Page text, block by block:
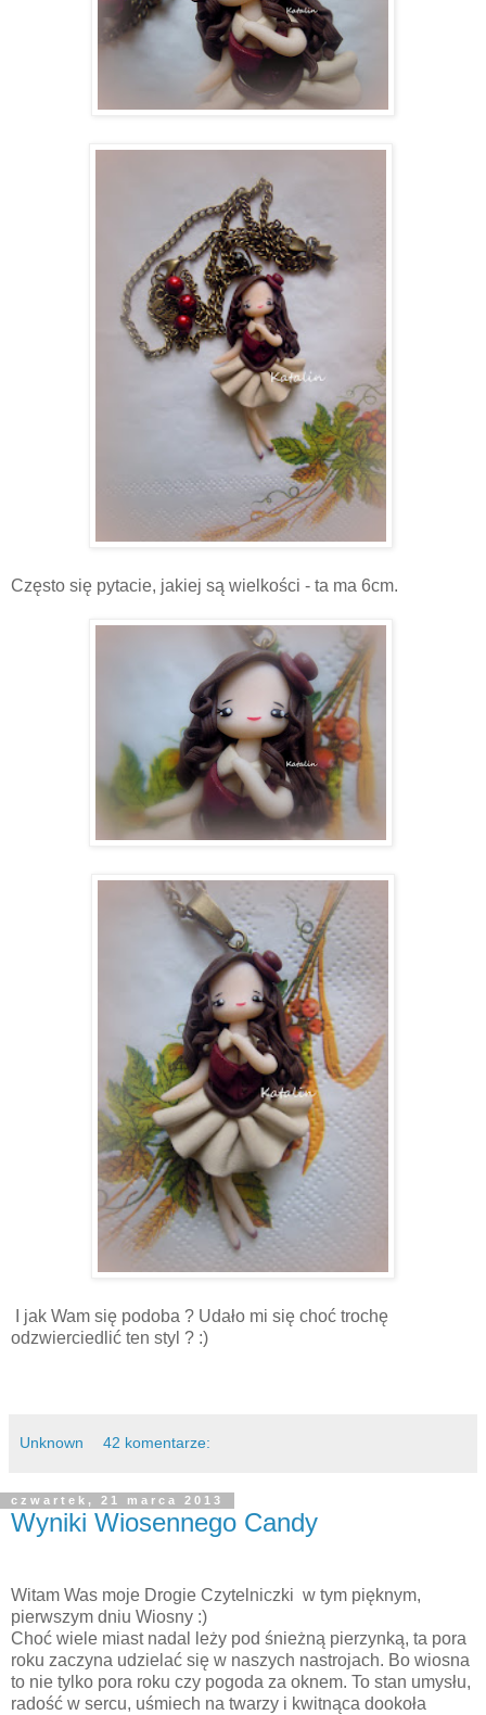
Często się pytacie, jakiej są wielkości - ta ma 6cm.
I jak Wam się podoba ? Udało mi się choć trochę
odzwierciedlić ten styl ? :)
Unknown 42 komentarze:
czwartek, 21 marca 2013
Wyniki Wiosennego Candy
Witam Was moje Drogie Czytelniczki w tym pięknym,
pierwszym dniu Wiosny :)
Choć wiele miast nadal leży pod śnieżną pierzynką, ta pora
roku zaczyna udzielać się w naszych nastrojach. Bo wiosna
to nie tylko pora roku czy pogoda za oknem. To stan umysłu,
radość w sercu, uśmiech na twarzy i kwitnąca dookoła